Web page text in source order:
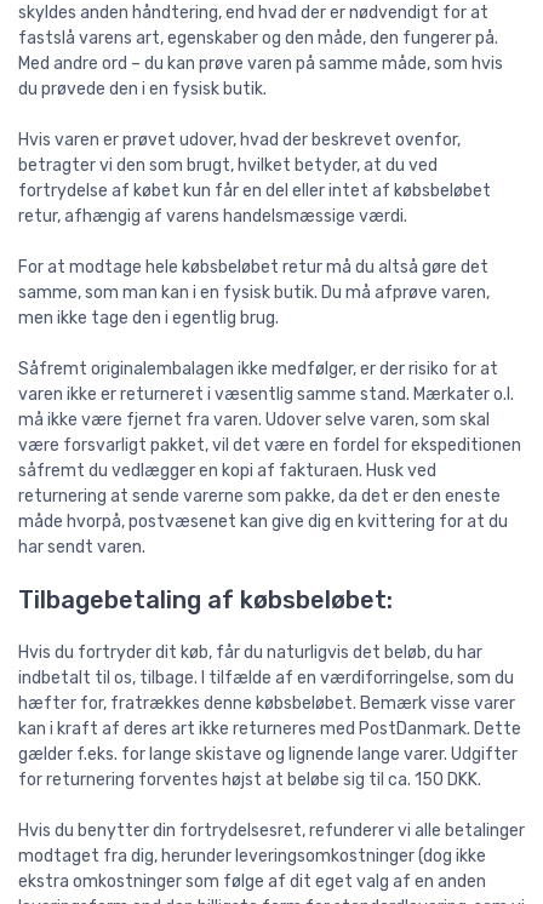
skyldes anden håndtering, end hvad der er nødvendigt for at
fastslå varens art, egenskaber og den måde, den fungerer på.
Med andre ord – du kan prøve varen på samme måde, som hvis
du prøvede den i en fysisk butik.
Hvis varen er prøvet udover, hvad der beskrevet ovenfor,
betragter vi den som brugt, hvilket betyder, at du ved
fortrydelse af købet kun får en del eller intet af købsbeløbet
retur, afhængig af varens handelsmæssige værdi.
For at modtage hele købsbeløbet retur må du altså gøre det
samme, som man kan i en fysisk butik. Du må afprøve varen,
men ikke tage den i egentlig brug.
Såfremt originalembalagen ikke medfølger, er der risiko for at
varen ikke er returneret i væsentlig samme stand. Mærkater o.l.
må ikke være fjernet fra varen. Udover selve varen, som skal
være forsvarligt pakket, vil det være en fordel for ekspeditionen
såfremt du vedlægger en kopi af fakturaen. Husk ved
returnering at sende varerne som pakke, da det er den eneste
måde hvorpå, postvæsenet kan give dig en kvittering for at du
har sendt varen.
Tilbagebetaling af købsbeløbet:
Hvis du fortryder dit køb, får du naturligvis det beløb, du har
indbetalt til os, tilbage. I tilfælde af en værdiforringelse, som du
hæfter for, fratrækkes denne købsbeløbet. Bemærk visse varer
kan i kraft af deres art ikke returneres med PostDanmark. Dette
gælder f.eks. for lange skistave og lignende lange varer. Udgifter
for returnering forventes højst at beløbe sig til ca. 150 DKK.
Hvis du benytter din fortrydelsesret, refunderer vi alle betalinger
modtaget fra dig, herunder leveringsomkostninger (dog ikke
ekstra omkostninger som følge af dit eget valg af en anden